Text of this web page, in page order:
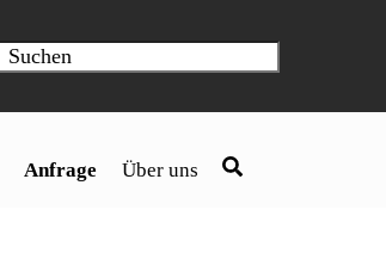
Anfrage Über uns